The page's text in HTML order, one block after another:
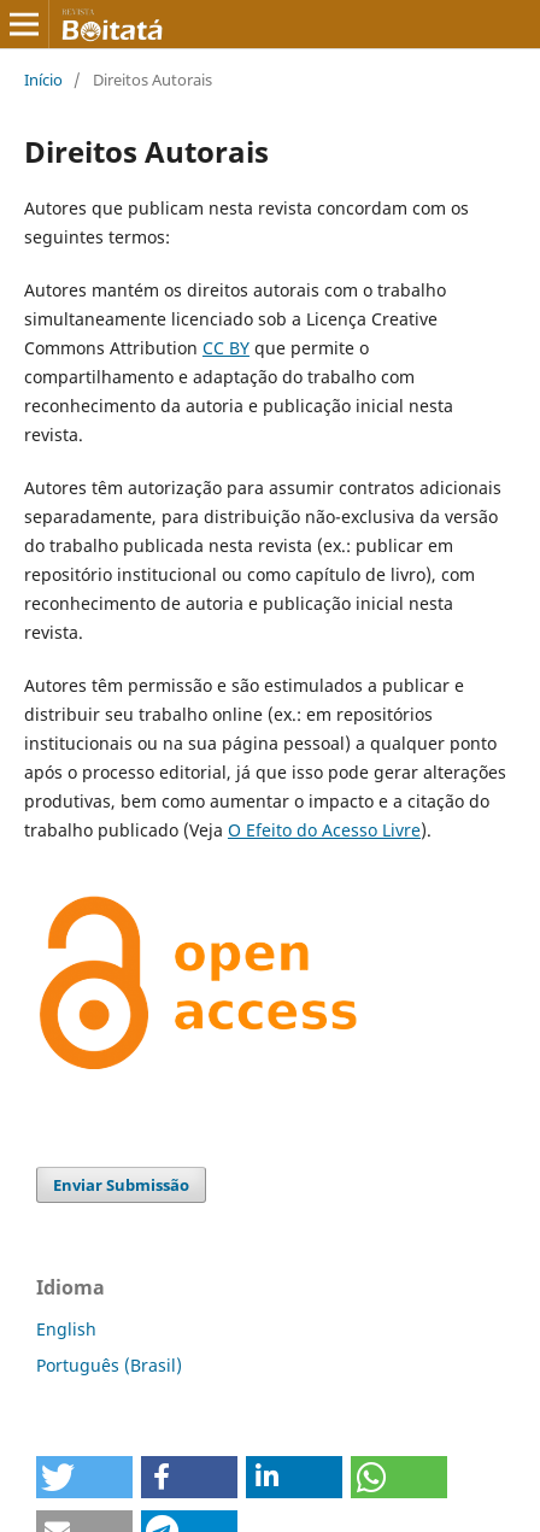
Início / Direitos Autorais
Direitos Autorais
Autores que publicam nesta revista concordam com os
seguintes termos:
Autores mantém os direitos autorais com o trabalho
simultaneamente licenciado sob a Licença Creative
Commons Attribution CC BYque permite o
compartilhamento e adaptação do trabalho com
reconhecimento da autoria e publicação inicial nesta
revista.
Autores têm autorização para assumir contratos adicionais
separadamente, para distribuição não-exclusiva da versão
do trabalho publicada nesta revista (ex.: publicar em
repositório institucional ou como capítulo de livro), com
reconhecimento de autoria e publicação inicial nesta
revista.
Autores têm permissão e são estimulados a publicar e
distribuir seu trabalho online (ex.: em repositórios
institucionais ou na sua página pessoal) a qualquer ponto
após o processo editorial, já que isso pode gerar alterações
produtivas, bem como aumentar o impacto e a citação do
trabalho publicado (Veja O Efeito do Acesso Livre).
Enviar Submissão
Idioma
English
Português (Brasil)